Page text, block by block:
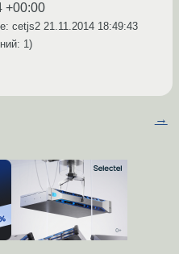
+00:00
cetjs2 21.11.2014 18:49:43
1)
→